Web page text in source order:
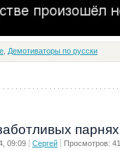
Демотиваторы по русски
парнях
09:09 Сергей Просмотров: